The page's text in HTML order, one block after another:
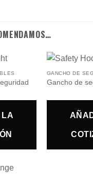
LA
GANCHO DE
Gancho de